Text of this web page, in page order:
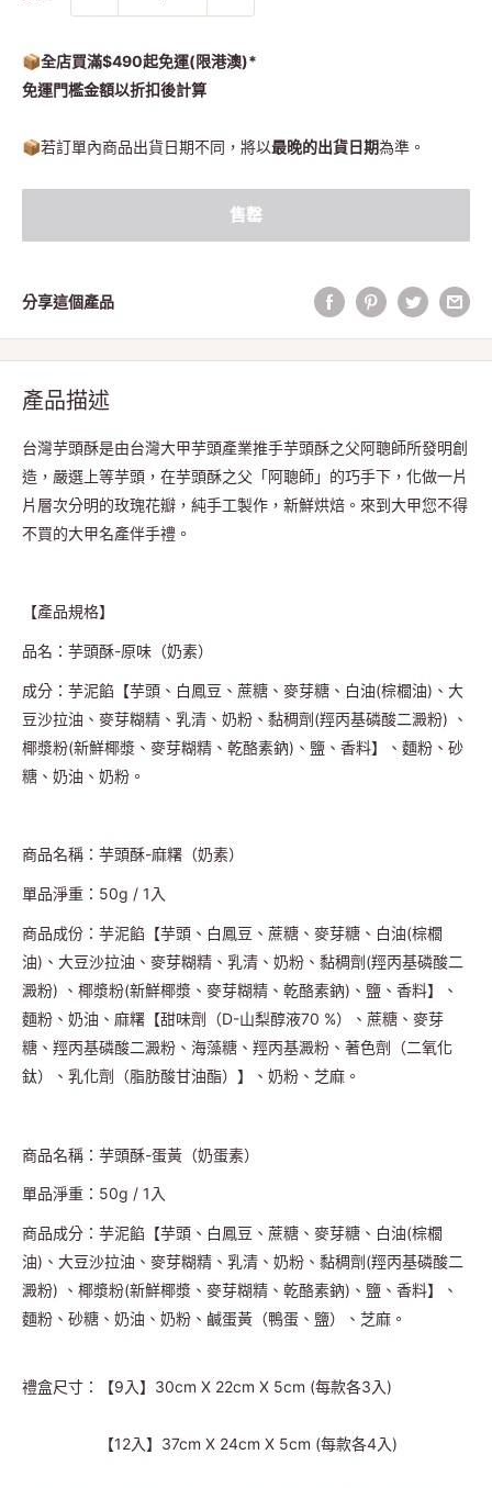
📦全店買滿$490起免運(限港澳)*
免運門檻金額以折扣後計算
📦若訂單內商品出貨日期不同，將以最晚的出貨日期為準。
售罄
分享這個產品
產品描述
台灣芋頭酥是由台灣大甲芋頭產業推手芋頭酥之父阿聰師所發明創
造，嚴選上等芋頭，在芋頭酥之父「阿聰師」的巧手下，化做一片
片層次分明的玫瑰花瓣，純手工製作，新鮮烘焙。來到大甲您不得
不買的大甲名產伴手禮。
【產品規格】
品名：芋頭酥-原味（奶素）
成分：芋泥餡【芋頭、白鳳豆、蔗糖、麥芽糖、白油(棕櫚油)、大
豆沙拉油、麥芽糊精、乳清、奶粉、黏稠劑(羥丙基磷酸二澱粉) 、
椰漿粉(新鮮椰漿、麥芽糊精、乾酪素鈉)、鹽、香料】、麵粉、砂
糖、奶油、奶粉。
商品名稱：芋頭酥-麻糬（奶素）
單品淨重：50g / 1入
商品成份：芋泥餡【芋頭、白鳳豆、蔗糖、麥芽糖、白油(棕櫚
油)、大豆沙拉油、麥芽糊精、乳清、奶粉、黏稠劑(羥丙基磷酸二
澱粉) 、椰漿粉(新鮮椰漿、麥芽糊精、乾酪素鈉)、鹽、香料】、
麵粉、奶油、麻糬【甜味劑（D-山梨醇液70 %）、蔗糖、麥芽
糖、羥丙基磷酸二澱粉、海藻糖、羥丙基澱粉、著色劑（二氧化
鈦）、乳化劑（脂肪酸甘油酯）】、奶粉、芝麻。
商品名稱：芋頭酥-蛋黃（奶蛋素）
單品淨重：50g / 1入
商品成分：芋泥餡【芋頭、白鳳豆、蔗糖、麥芽糖、白油(棕櫚
油)、大豆沙拉油、麥芽糊精、乳清、奶粉、黏稠劑(羥丙基磷酸二
澱粉) 、椰漿粉(新鮮椰漿、麥芽糊精、乾酪素鈉)、鹽、香料】、
麵粉、砂糖、奶油、奶粉、鹹蛋黃（鴨蛋、鹽）、芝麻。
禮盒尺寸：【9入】30cm X 22cm X 5cm (每款各3入)
【12入】37cm X 24cm X 5cm (每款各4入)